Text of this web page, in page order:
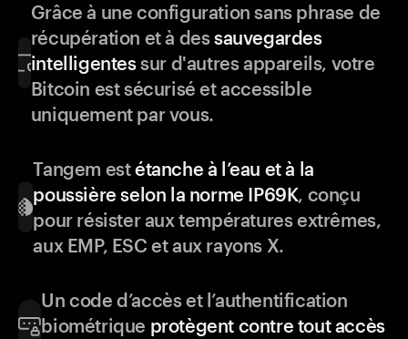
Grâce à une configuration sans phrase de
récupération et à dessauvegardes
intelligentessur d'autres appareils, votre
Bitcoin est sécurisé et accessible
uniquement par vous.
Tangem estétanche à l’eau et à la
poussière selon la norme IP69K, conçu
pour résister aux températures extrêmes,
aux EMP, ESC et aux rayons X.
Un code d’accès et l’authentification
biométrique protègent contre tout accès